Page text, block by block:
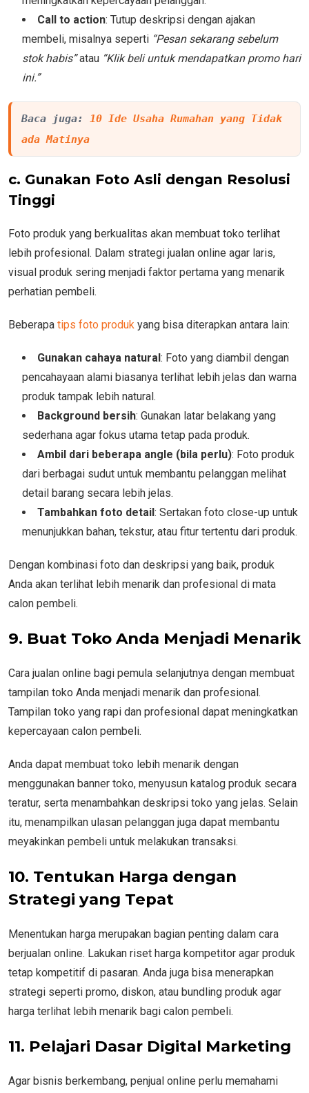
Call to action: Tutup deskripsi dengan ajakan
membeli, misalnya seperti “Pesan sekarang sebelum
stok habis”atau “Klik beli untuk mendapatkan promo hari
ini.”
Baca juga: 10 Ide Usaha Rumahan yang Tidak
ada Matinya
c. Gunakan Foto Asli dengan Resolusi
Tinggi
Foto produk yang berkualitas akan membuat toko terlihat
lebih profesional. Dalam strategi jualan online agar laris,
visual produk sering menjadi faktor pertama yang menarik
perhatian pembeli.
Beberapa tips foto produk yang bisa diterapkan antara lain:
Gunakan cahaya natural: Foto yang diambil dengan
pencahayaan alami biasanya terlihat lebih jelas dan warna
produk tampak lebih natural.
Background bersih: Gunakan latar belakang yang
sederhana agar fokus utama tetap pada produk.
Ambil dari beberapa angle (bila perlu): Foto produk
dari berbagai sudut untuk membantu pelanggan melihat
detail barang secara lebih jelas.
Tambahkan foto detail: Sertakan foto close-up untuk
menunjukkan bahan, tekstur, atau fitur tertentu dari produk.
Dengan kombinasi foto dan deskripsi yang baik, produk
Anda akan terlihat lebih menarik dan profesional di mata
calon pembeli.
9. Buat Toko Anda Menjadi Menarik
Cara jualan online bagi pemula selanjutnya dengan membuat
tampilan toko Anda menjadi menarik dan profesional.
Tampilan toko yang rapi dan profesional dapat meningkatkan
kepercayaan calon pembeli.
Anda dapat membuat toko lebih menarik dengan
menggunakan banner toko, menyusun katalog produk secara
teratur, serta menambahkan deskripsi toko yang jelas. Selain
itu, menampilkan ulasan pelanggan juga dapat membantu
meyakinkan pembeli untuk melakukan transaksi.
10. Tentukan Harga dengan
Strategi yang Tepat
Menentukan harga merupakan bagian penting dalam cara
berjualan online. Lakukan riset harga kompetitor agar produk
tetap kompetitif di pasaran. Anda juga bisa menerapkan
strategi seperti promo, diskon, atau bundling produk agar
harga terlihat lebih menarik bagi calon pembeli.
11. Pelajari Dasar Digital Marketing
Agar bisnis berkembang, penjual online perlu memahami